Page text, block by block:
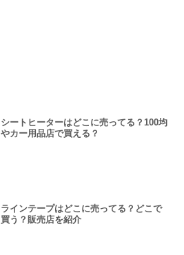
シートヒーターはどこに売ってる？100均
やカー用品店で買える？
ラインテープはどこに売ってる？どこで
買う？販売店を紹介